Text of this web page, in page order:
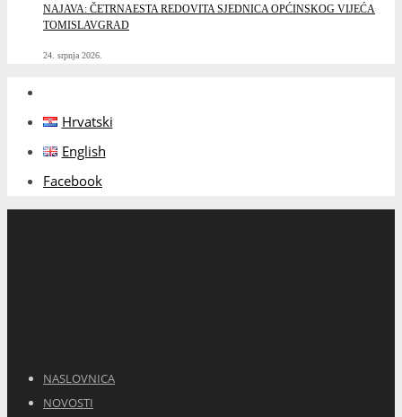
NAJAVA: ČETRNAESTA REDOVITA SJEDNICA OPĆINSKOG VIJEĆA
TOMISLAVGRAD
24. srpnja 2026.
Hrvatski
English
Facebook
NASLOVNICA
NOVOSTI